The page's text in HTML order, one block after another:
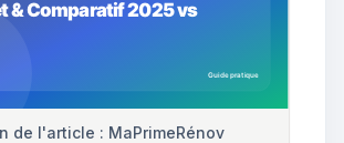
de l'article : MaPrimeRénov